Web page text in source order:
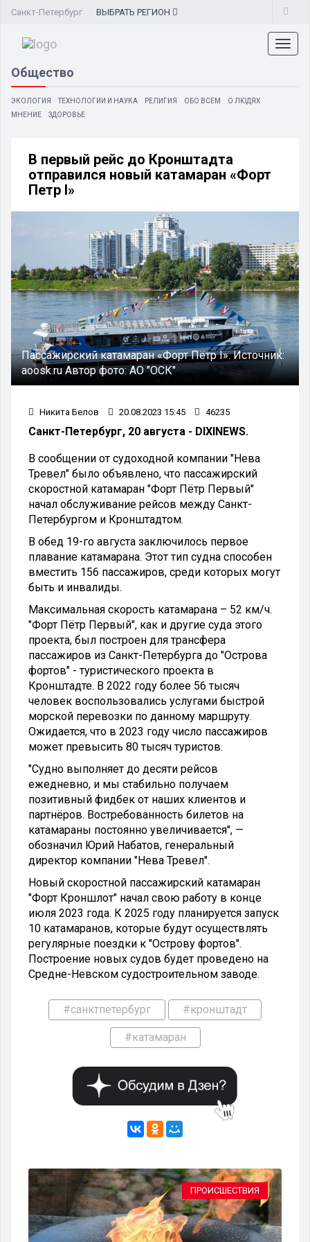
Санкт-Петербург ВЫБРАТЬ РЕГИОН
Общество
ЭКОЛОГИЯ ТЕХНОЛОГИИ И НАУКА РЕЛИГИЯ ОБО ВСЕМ
О ЛЮДЯХ
МНЕНИЕ
ЗДОРОВЬЕ
В первый рейс до Кронштадта
отправился новый катамаран «Форт
Петр I»
Пассажирский катамаран «Форт Пётр I».Источник:
aoosk.ruАвтор фото:АО "ОСК"
Никита Белов 20.08.2023 15:45 46235
Санкт-Петербург, 20 августа - DIXINEWS.
В сообщении от судоходной компании "Нева
Тревел" было объявлено, что пассажирский
скоростной катамаран "Форт Пётр Первый"
начал обслуживание рейсов между Санкт-
Петербургом и Кронштадтом.
В обед 19-го августа заключилось первое
плавание катамарана. Этот тип судна способен
вместить 156 пассажиров, среди которых могут
быть и инвалиды.
Максимальная скорость катамарана – 52 км/ч.
"Форт Пётр Первый", как и другие суда этого
проекта, был построен для трансфера
пассажиров из Санкт-Петербурга до "Острова
фортов" - туристического проекта в
Кронштадте. В 2022 году более 56 тысяч
человек воспользовались услугами быстрой
морской перевозки по данному маршруту.
Ожидается, что в 2023 году число пассажиров
может превысить 80 тысяч туристов.
"Судно выполняет до десяти рейсов
ежедневно, и мы стабильно получаем
позитивный фидбек от наших клиентов и
партнёров. Востребованность билетов на
катамараны постоянно увеличивается", —
обозначил Юрий Набатов, генеральный
директор компании "Нева Тревел".
Новый скоростной пассажирский катамаран
"Форт Кроншлот" начал свою работу в конце
июля 2023 года. К 2025 году планируется запуск
10 катамаранов, которые будут осуществлять
регулярные поездки к "Острову фортов".
Построение новых судов будет проведено на
Средне-Невском судостроительном заводе.
#санктпетербург #кронштадт
#катамаран
ПРОИСШЕСТВИЯ